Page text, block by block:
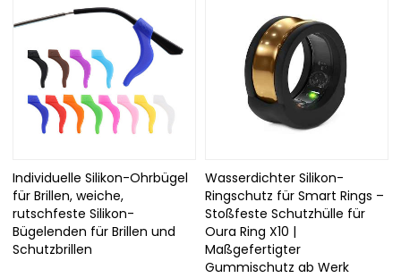
Individuelle Silikon-Ohrbügel
für Brillen, weiche,
rutschfeste Silikon-
Bügelenden für Brillen und
Schutzbrillen
Wasserdichter Silikon-
Ringschutz für Smart Rings –
Stoßfeste Schutzhülle für
Oura Ring X10 |
Maßgefertigter
Gummischutz ab Werk